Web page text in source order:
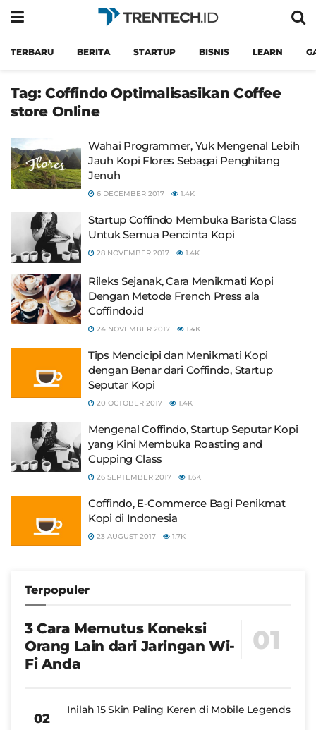
TERBARU BERITA STARTUP BISNIS LEARN
Tag: Coffindo Optimalisasikan Coffee
store Online
Wahai Programmer, Yuk Mengenal Lebih
Jauh Kopi Flores Sebagai Penghilang
Jenuh
6 DECEMBER 2017 1.4K
Startup Coffindo Membuka Barista Class
Untuk Semua Pencinta Kopi
28 NOVEMBER 2017 1.4K
Rileks Sejanak, Cara Menikmati Kopi
Dengan Metode French Press ala
Coffindo.id
24 NOVEMBER 2017 1.4K
Tips Mencicipi dan Menikmati Kopi
dengan Benar dari Coffindo, Startup
Seputar Kopi
20 OCTOBER 2017 1.4K
Mengenal Coffindo, Startup Seputar Kopi
yang Kini Membuka Roasting and
Cupping Class
26 SEPTEMBER 2017 1.6K
Coffindo, E-Commerce Bagi Penikmat
Kopi di Indonesia
23 AUGUST 2017 1.7K
Terpopuler
3 Cara Memutus Koneksi
Orang Lain dari Jaringan Wi-
Fi Anda
Inilah 15 Skin Paling Keren di Mobile Legends